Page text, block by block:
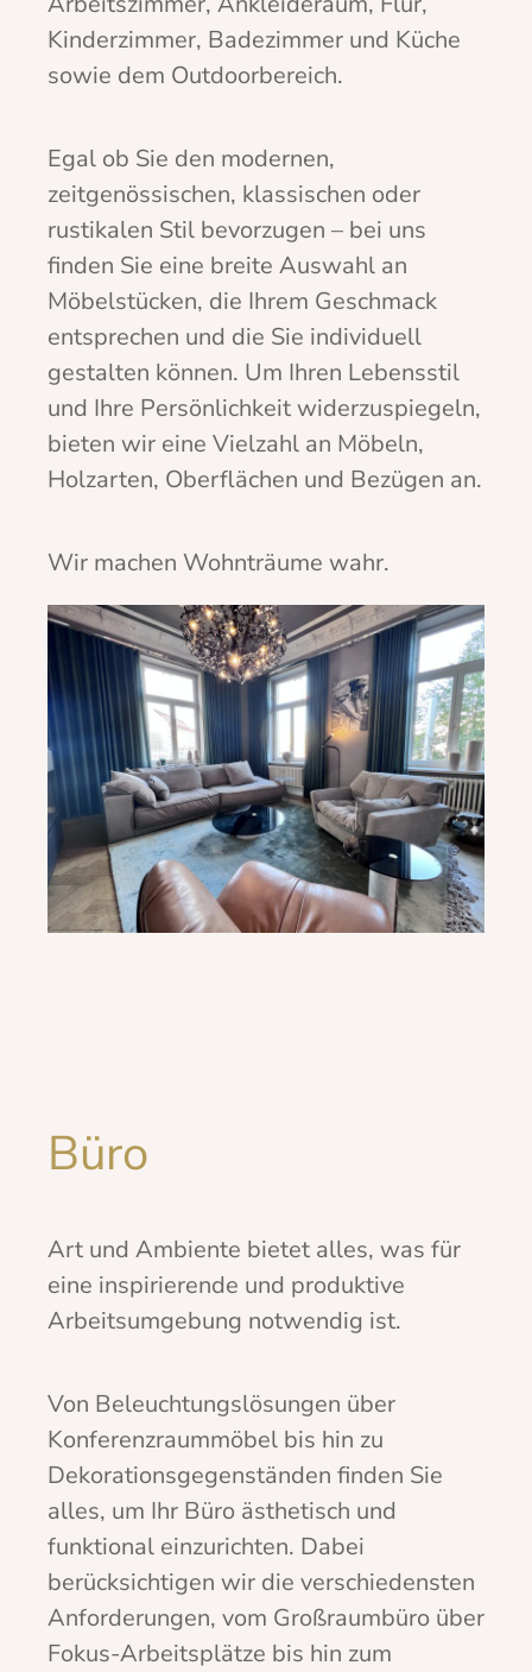
Kinderzimmer, Badezimmer und Küche
sowie dem Outdoorbereich.
Egal ob Sie den modernen,
zeitgenössischen, klassischen oder
rustikalen Stil bevorzugen – bei uns
finden Sie eine breite Auswahl an
Möbelstücken, die Ihrem Geschmack
entsprechen und die Sie individuell
gestalten können. Um Ihren Lebensstil
und Ihre Persönlichkeit widerzuspiegeln,
bieten wir eine Vielzahl an Möbeln,
Holzarten, Oberflächen und Bezügen an.
Wir machen Wohnträume wahr.
Büro
Art und Ambiente bietet alles, was für
eine inspirierende und produktive
Arbeitsumgebung notwendig ist.
Von Beleuchtungslösungen über
Konferenzraummöbel bis hin zu
Dekorationsgegenständen finden Sie
alles, um Ihr Büro ästhetisch und
funktional einzurichten. Dabei
berücksichtigen wir die verschiedensten
Anforderungen, vom Großraumbüro über
Fokus-Arbeitsplätze bis hin zum